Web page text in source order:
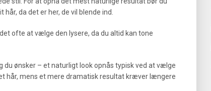
da det er her, de vil blende ind.
ofte at vælge den lysere, da du altid kan tone
ønsker – et naturligt look opnås typisk ved at vælge
hår, mens et mere dramatisk resultat kræver længere